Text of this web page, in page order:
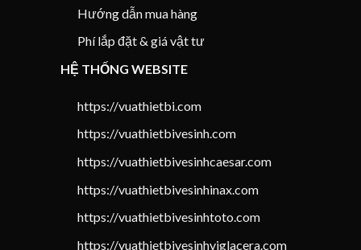
Hướng dẫn mua hàng
Phí lắp đặt & giá vật tư
HỆ THỐNG WEBSITE
https://vuathietbi.com
https://vuathietbivesinh.com
https://vuathietbivesinhcaesar.com
https://vuathietbivesinhinax.com
https://vuathietbivesinhtoto.com
https://vuathietbivesinhviglacera.com